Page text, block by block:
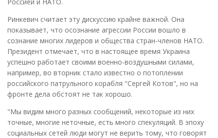
Ринкевич считает эту дискуссию крайне важной. Она
показывает, что осознание агрессии России вошло в
сознание многих лидеров и общества стран-членов НАТО.
Президент отмечает, что в настоящее время Украина
успешно работает своими военно-воздушными силами,
например, во вторник стало известно о потоплении
российского патрульного корабля "Сергей Котов", но на
фронте дела обстоят не так хорошо.
"Мы видим много разных сообщений, некоторые из них
точные, многие неточные, есть много спекуляций. В эпоху
социальных сетей люди могут не верить тому, что говорят